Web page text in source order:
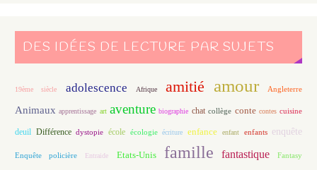
DES IDÉES DE LECTURE PAR SUJETS
19ème siècle adolescence Afrique amitié amour Angleterre
Animaux apprentissage art aventure biographie chat collège conte contes cuisine
deuil Différence dystopie école écologie écriture enfance enfant enfants enquête
Enquête policière Entraide Etats-Unis famille fantastique Fantasy